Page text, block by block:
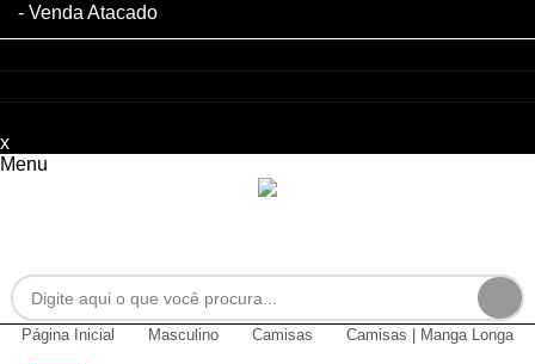
Venda Atacado
x
Menu
Página Inicial Masculino Camisas Camisas | Manga Longa